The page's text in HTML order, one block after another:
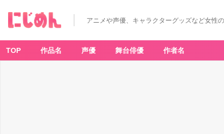
アニメや声優、キャラクターグッズなど女性
TOP 作品名 声優 舞台俳優 作者名